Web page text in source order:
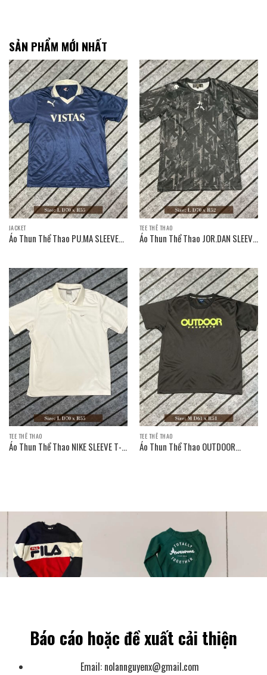
SẢN PHẨM MỚI NHẤT
JACKET
Áo Thun Thể Thao PU.MA SLEEVE
TEE THỂ THAO
Áo Thun Thể Thao JOR.DAN SLEEVE
TEE THỂ THAO
Áo Thun Thể Thao NIKE SLEEVE T-
TEE THỂ THAO
Áo Thun Thể Thao OUTDOOR
Báo cáo hoặc đề xuất cải thiện
Email: nolannguyenx@gmail.com